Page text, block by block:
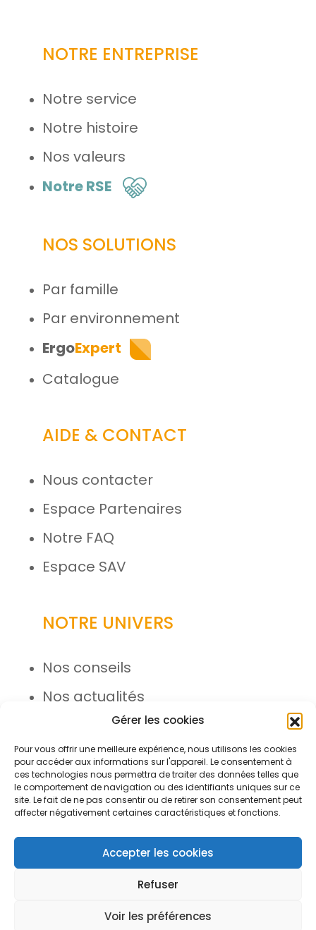
Gérer les cookies
Pour vous offrir une meilleure expérience, nous utilisons les cookies
pour accéder aux informations sur l'appareil. Le consentement à
ces technologies nous permettra de traiter des données telles que
le comportement de navigation ou des identifiants uniques sur ce
site. Le fait de ne pas consentir ou de retirer son consentement peut
affecter négativement certaines caractéristiques et fonctions.
Accepter les cookies
Refuser
Voir les préférences
NOTRE ENTREPRISE
Notre service
Notre histoire
Nos valeurs
Notre RSE
NOS SOLUTIONS
Par famille
Par environnement
ErgoExpert
Catalogue
AIDE & CONTACT
Nous contacter
Espace Partenaires
Notre FAQ
Espace SAV
NOTRE UNIVERS
Nos conseils
Nos actualités
Rejoignez l’équipe
© Azergo 2026 - Tous droits réservés
Mentions légales